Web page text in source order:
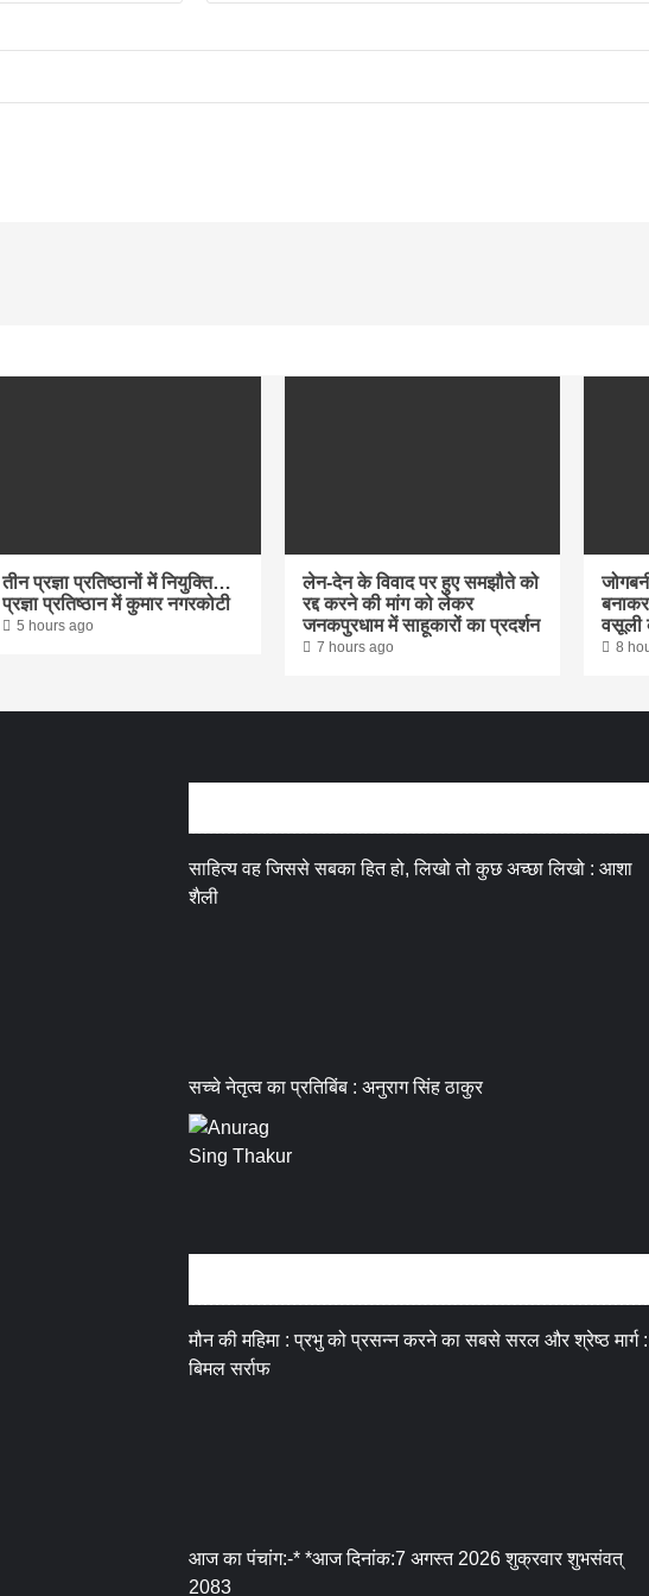
तीन प्रज्ञा प्रतिष्ठानों में नियुक्ति…
प्रज्ञा प्रतिष्ठान में कुमार नगरकोटी
5 hours ago
लेन-देन के विवाद पर हुए समझौते को
रद्द करने की मांग को लेकर
जनकपुरधाम में साहूकारों का प्रदर्शन
7 hours ago
वसूली
8
साहित्य वह जिससे सबका हित हो, लिखो तो कुछ अच्छा लिखो : आशा
शैली
सच्चे नेतृत्व का प्रतिबिंब : अनुराग सिंह ठाकुर
मौन की महिमा : प्रभु को प्रसन्न करने का सबसे सरल और श्रेष्ठ मार्ग :
बिमल सर्राफ
आज का पंचांग:-* *आज दिनांक:7 अगस्त 2026 शुक्रवार शुभसंवत्
2083